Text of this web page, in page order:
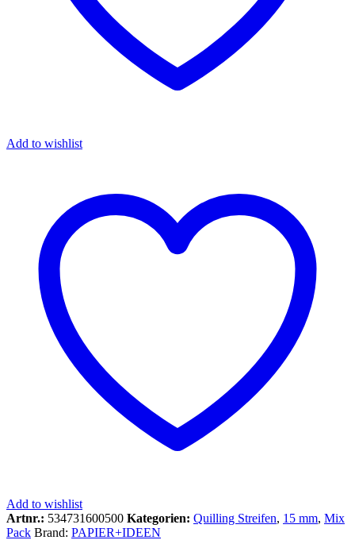
Add to wishlist
Add to wishlist
Artnr.: 534731600500 Kategorien: Quilling Streifen, 15 mm, Mix
Pack Brand: PAPIER+IDEEN